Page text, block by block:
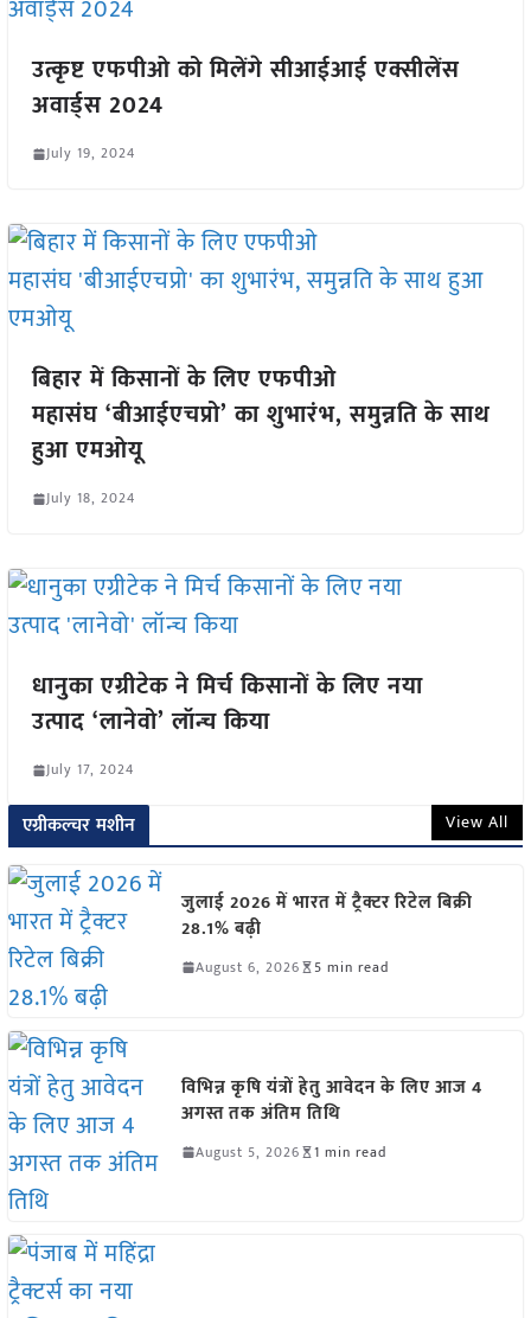
उत्कृष्ट एफपीओ को मिलेंगे सीआईआई एक्सीलेंस
अवार्ड्स 2024
July 19, 2024
बिहार में किसानों के लिए एफपीओ
महासंघ ‘बीआईएचप्रो’ का शुभारंभ, समुन्नति के साथ
हुआ एमओयू
July 18, 2024
धानुका एग्रीटेक ने मिर्च किसानों के लिए नया
उत्पाद ‘लानेवो’ लॉन्च किया
July 17, 2024
एग्रीकल्चर मशीन View All
जुलाई 2026 में भारत में ट्रैक्टर रिटेल बिक्री
28.1% बढ़ी
August 6, 2026 5 min read
विभिन्न कृषि यंत्रों हेतु आवेदन के लिए आज 4
अगस्त तक अंतिम तिथि
August 5, 2026 1 min read